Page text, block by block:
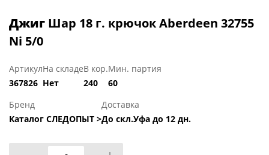
Джиг Шар 18 г. крючок Aberdeen 32755
Ni 5/0
Артикул
367826
На складе
Нет
В кор.
240
Мин. партия
60
Бренд
Каталог СЛЕДОПЫТ >
Доставка
До скл.Уфа до 12 дн.